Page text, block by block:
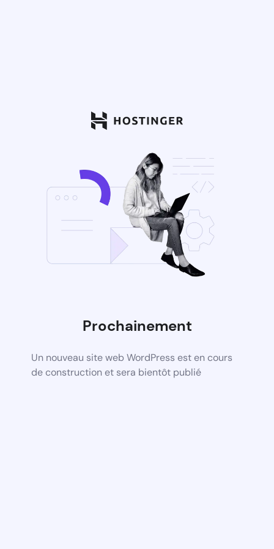
Prochainement
Un nouveau site web WordPress est en cours
de construction et sera bientôt publié